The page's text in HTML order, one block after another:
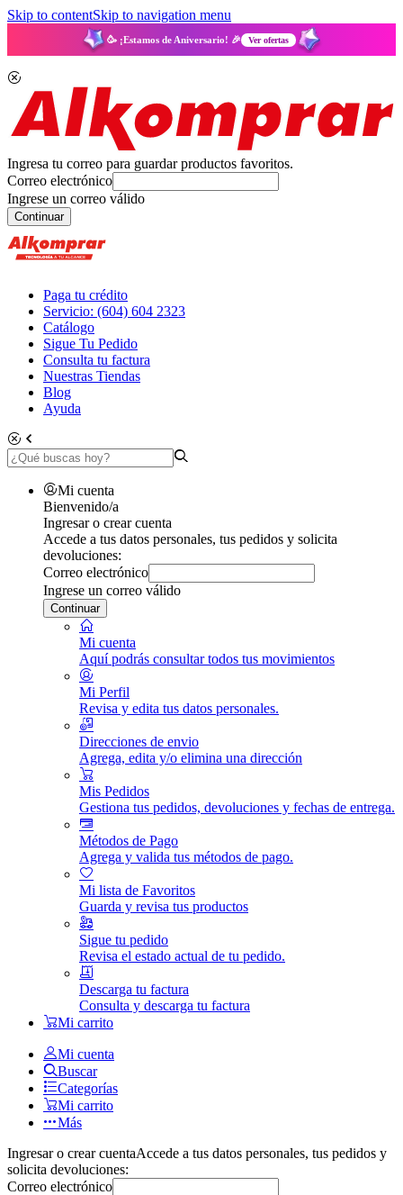
Skip to contentSkip to navigation menu
🥳 ¡Estamos de Aniversario! 🎉 Ver ofertas
Ingresa tu correo para guardar productos favoritos.
Correo electrónico
Ingrese un correo válido
Continuar
Paga tu crédito
Servicio: (604) 604 2323
Catálogo
Sigue Tu Pedido
Consulta tu factura
Nuestras Tiendas
Blog
Ayuda
Mi cuenta
Bienvenido/a
Ingresar o crear cuenta
Accede a tus datos personales, tus pedidos y solicita
devoluciones:
Correo electrónico
Ingrese un correo válido
Continuar
Mi cuenta
Aquí podrás consultar todos tus movimientos
Mi Perfil
Revisa y edita tus datos personales.
Direcciones de envio
Agrega, edita y/o elimina una dirección
Mis Pedidos
Gestiona tus pedidos, devoluciones y fechas de entrega.
Métodos de Pago
Agrega y valida tus métodos de pago.
Mi lista de Favoritos
Guarda y revisa tus productos
Sigue tu pedido
Revisa el estado actual de tu pedido.
Descarga tu factura
Consulta y descarga tu factura
Mi carrito
Mi cuenta
Buscar
Categorías
Mi carrito
Más
Ingresar o crear cuentaAccede a tus datos personales, tus pedidos y
solicita devoluciones:
Correo electrónico